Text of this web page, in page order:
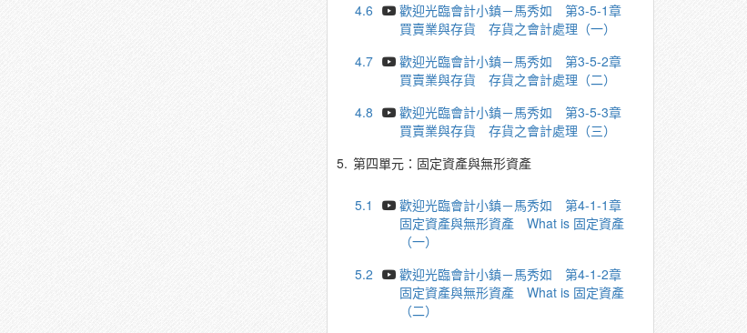
4.6
歡迎光臨會計小鎮－馬秀如 第3-5-1章
買賣業與存貨 存貨之會計處理（一）
4.7
歡迎光臨會計小鎮－馬秀如 第3-5-2章
買賣業與存貨 存貨之會計處理（二）
4.8
歡迎光臨會計小鎮－馬秀如 第3-5-3章
買賣業與存貨 存貨之會計處理（三）
5. 第四單元：固定資產與無形資產
5.1
歡迎光臨會計小鎮－馬秀如 第4-1-1章
固定資產與無形資產 What is 固定資產
（一）
5.2
歡迎光臨會計小鎮－馬秀如 第4-1-2章
固定資產與無形資產 What is 固定資產
（二）